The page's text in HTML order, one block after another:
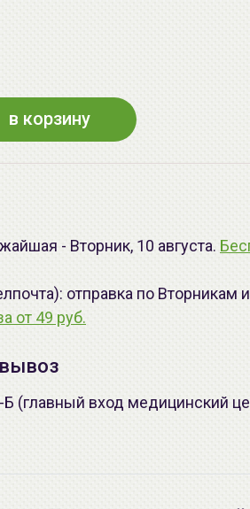
в корзину
- Вторник, 10 августа.
отправка по Вторникам
от 49 руб.
Б (главный вход медицинский